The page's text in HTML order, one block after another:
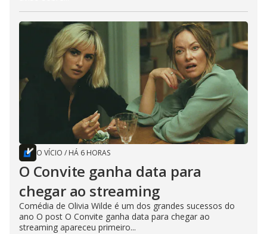
O VÍCIO / HÁ 6 HORAS
O Convite ganha data para
chegar ao streaming
Comédia de Olivia Wilde é um dos grandes sucessos do
ano O post O Convite ganha data para chegar ao
streaming apareceu primeiro...